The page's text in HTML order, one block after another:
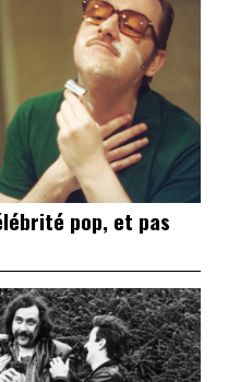
pop, et pas